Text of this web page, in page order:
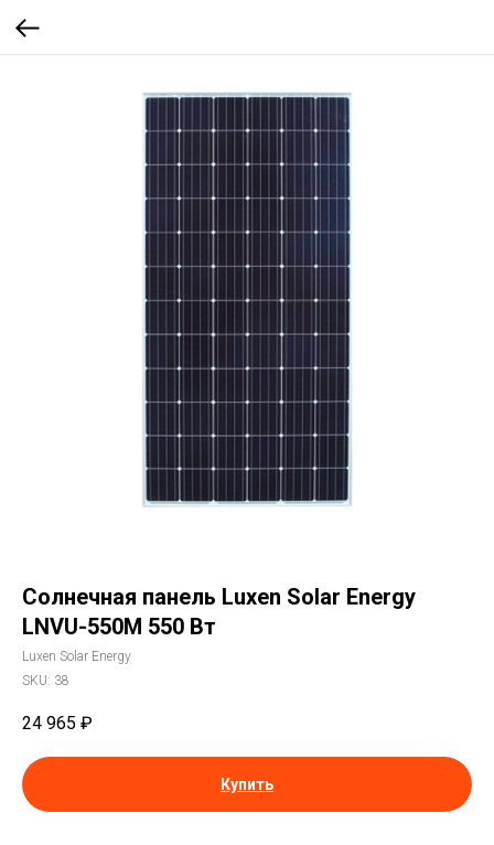
Солнечная панель Luxen Solar Energy
LNVU-550M 550 Вт
Luxen Solar Energy
SKU: 38
24 965 ₽
Купить